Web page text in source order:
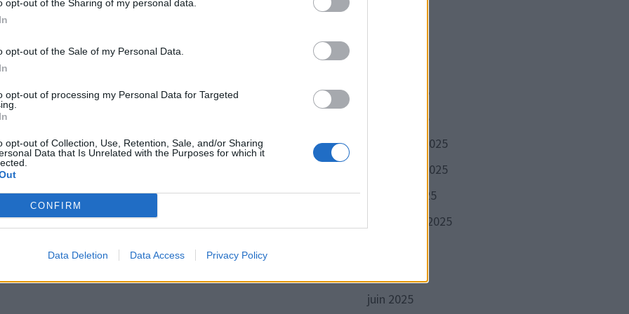
opt-out of the Sharing of my personal data.
opt-out of the Sale of my Personal Data.
opt-out of processing my Personal Data for Targeted
opt-out of Collection, Use, Retention, Sale, and/or Sharing
Data that Is Unrelated with the Purposes for which it
CONFIRM
Data Deletion Data Access Privacy Policy
britanniques.
également provenir d’hommes, ce qui peut influencer les
février 2026
janvier 2026
décembre 2025
novembre 2025
octobre 2025
septembre 2025
juin 2025